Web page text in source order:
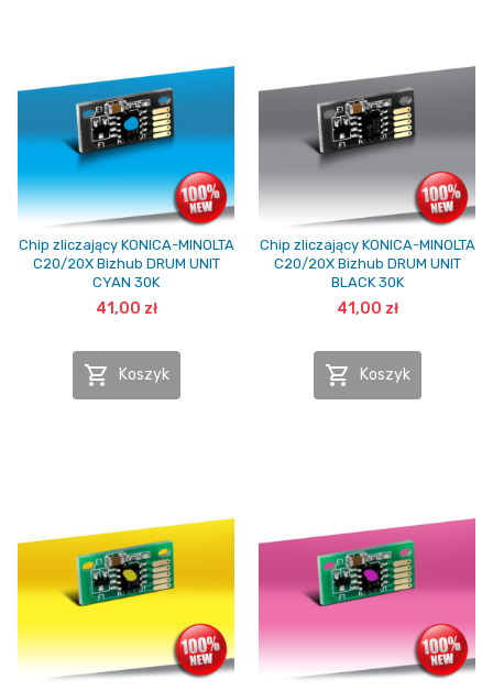
Chip zliczający KONICA-MINOLTA
C20/20X Bizhub DRUM UNIT
CYAN 30K
41,00 zł
 Koszyk
Chip zliczający KONICA-MINOLTA
C20/20X Bizhub DRUM UNIT
BLACK 30K
41,00 zł
 Koszyk